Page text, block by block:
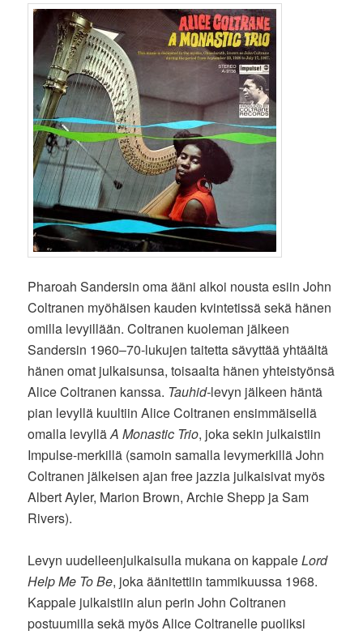
Pharoah Sandersin oma ääni alkoi nousta esiin John
Coltranen myöhäisen kauden kvintetissä sekä hänen
omilla levyillään. Coltranen kuoleman jälkeen
Sandersin 1960–70-lukujen taitetta sävyttää yhtäältä
hänen omat julkaisunsa, toisaalta hänen yhteistyönsä
Alice Coltranen kanssa. Tauhid-levyn jälkeen häntä
pian levyllä kuultiin Alice Coltranen ensimmäisellä
omalla levylläA Monastic Trio, joka sekin julkaistiin
Impulse-merkillä (samoin samalla levymerkillä John
Coltranen jälkeisen ajan free jazzia julkaisivat myös
Albert Ayler, Marion Brown, Archie Shepp ja Sam
Rivers).
Levyn uudelleenjulkaisulla mukana on kappaleLord
Help Me To Be, joka äänitettiin tammikuussa 1968.
Kappale julkaistiin alun perin John Coltranen
postuumilla sekä myös Alice Coltranelle puoliksi